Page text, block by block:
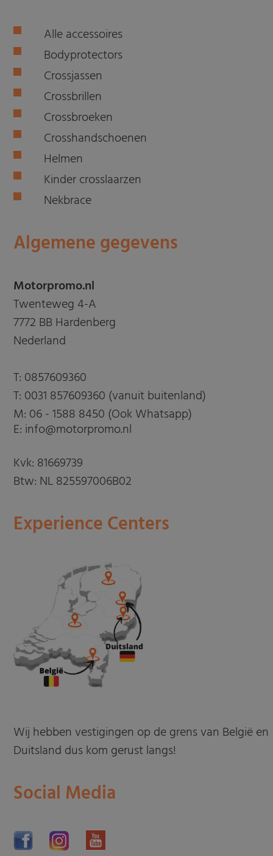
Alle accessoires
Bodyprotectors
Crossjassen
Crossbrillen
Crossbroeken
Crosshandschoenen
Helmen
Kinder crosslaarzen
Nekbrace
Algemene gegevens
Motorpromo.nl
Twenteweg 4-A
7772 BB Hardenberg
Nederland
T: 0857609360
T: 0031 857609360 (vanuit buitenland)
M: 06 - 1588 8450 (Ook Whatsapp)
E: info@motorpromo.nl
Kvk: 81669739
Btw: NL 825597006B02
Experience Centers
Wij hebben vestigingen op de grens van België en
Duitsland dus kom gerust langs!
Social Media